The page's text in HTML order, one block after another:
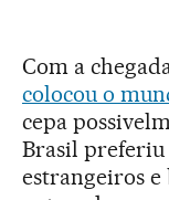
Com a
colocou o
cepa
Brasil preferiu
estrangeiros